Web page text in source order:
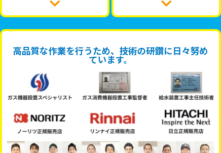
高品質な作業を行うため、技術の研鑽に日々努め
ています。